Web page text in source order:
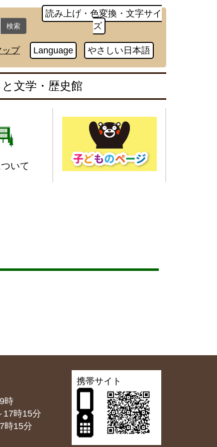
検索
読み上げ・色変換・文字サイ
ズ
ップ Language やさしい日本語
と文学・歴史館
いて
時
15分
15分
携帯サイト